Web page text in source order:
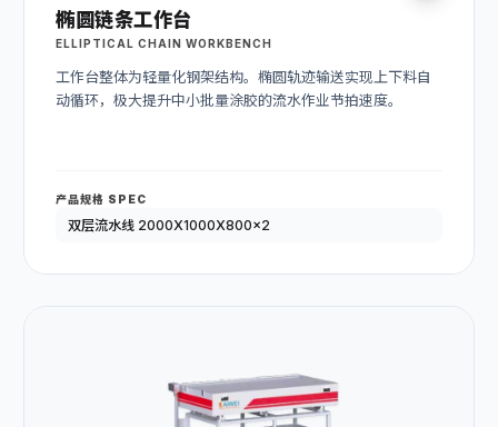
椭圆链条工作台
ELLIPTICAL CHAIN WORKBENCH
工作台整体为轻量化钢架结构。椭圆轨迹输送实现上下料自
动循环，极大提升中小批量涂胶的流水作业节拍速度。
产品规格 SPEC
双层流水线 2000X1000X800x2